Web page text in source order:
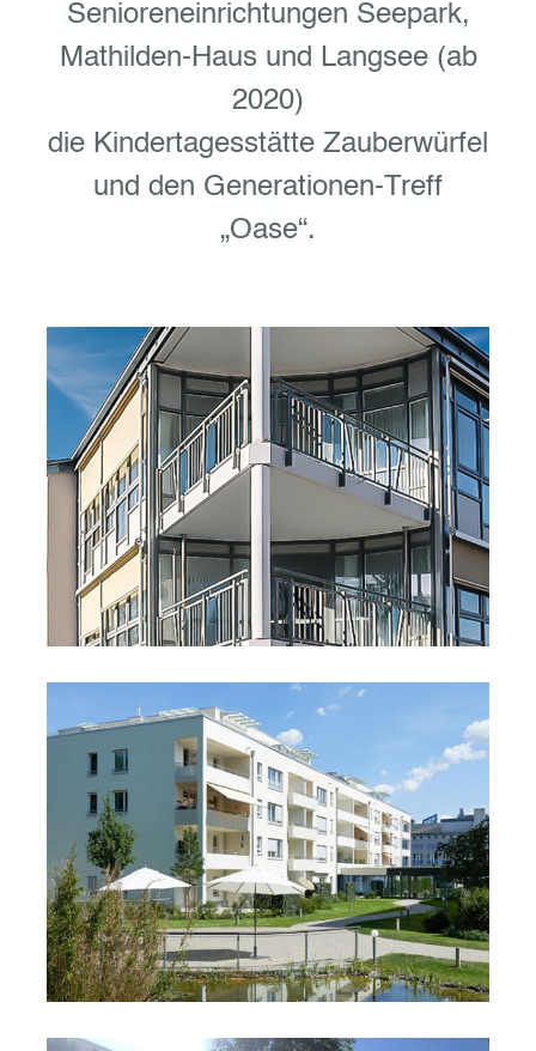
Senioreneinrichtungen Seepark,
Mathilden-Haus und Langsee (ab
2020)
die Kindertagesstätte Zauberwürfel
und den Generationen-Treff
„Oase“.